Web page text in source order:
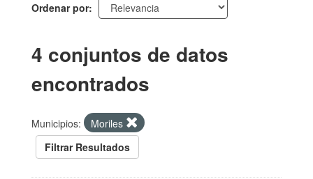
Ordenar por
4 conjuntos de datos
encontrados
Municipios:
Moriles
Filtrar Resultados